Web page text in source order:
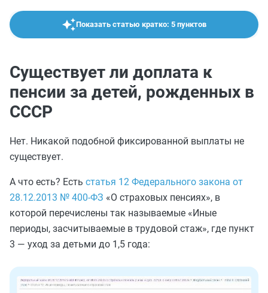
Показать статью кратко: 5 пунктов
Существует ли доплата к
пенсии за детей, рожденных в
СССР
Нет. Никакой подобной фиксированной выплаты не
существует.
А что есть? Есть статья 12 Федерального закона от
28.12.2013 № 400-ФЗ «О страховых пенсиях», в
которой перечислены так называемые «Иные
периоды, засчитываемые в трудовой стаж», где пункт
3 — уход за детьми до 1,5 года: